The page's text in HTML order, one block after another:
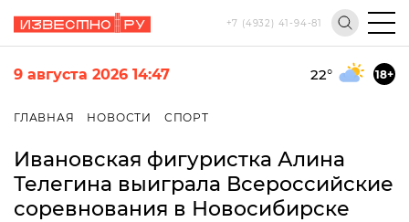
+7 (4932) 41-94-81
9 августа 2026 14:47 22° 18+
ГЛАВНАЯ НОВОСТИ СПОРТ
Ивановская фигуристка Алина
Телегина выиграла Всероссийские
соревнования в Новосибирске